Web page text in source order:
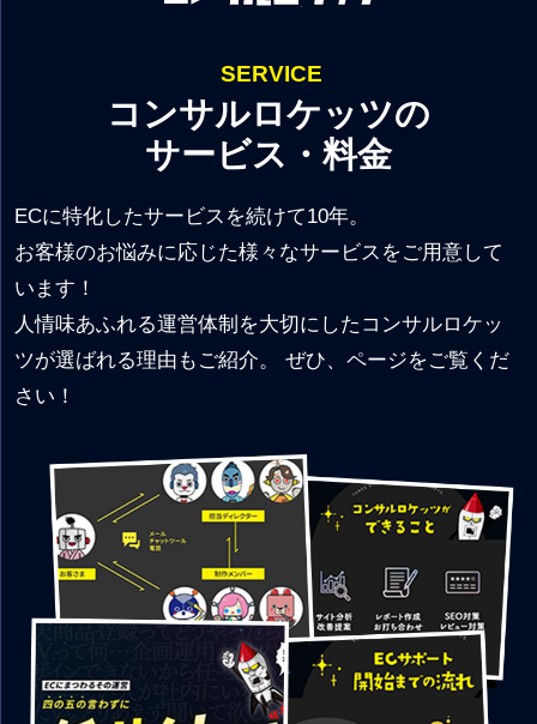
SERVICE
コンサルロケッツの
サービス・料金
ECに特化したサービスを続けて10年。
お客様のお悩みに応じた様々なサービスをご用意して
います！
人情味あふれる運営体制を大切にしたコンサルロケッ
ツが選ばれる理由もご紹介。 ぜひ、ページをご覧くだ
さい！